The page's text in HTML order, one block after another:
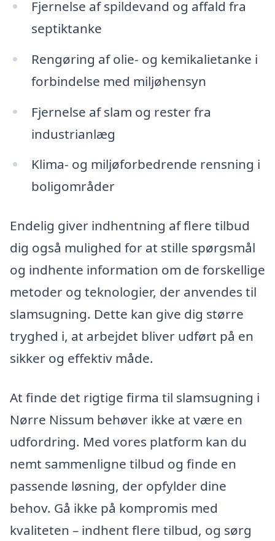
Fjernelse af spildevand og affald fra
septiktanke
Rengøring af olie- og kemikalietanke i
forbindelse med miljøhensyn
Fjernelse af slam og rester fra
industrianlæg
Klima- og miljøforbedrende rensning i
boligområder
Endelig giver indhentning af flere tilbud
dig også mulighed for at stille spørgsmål
og indhente information om de forskellige
metoder og teknologier, der anvendes til
slamsugning. Dette kan give dig større
tryghed i, at arbejdet bliver udført på en
sikker og effektiv måde.
At finde det rigtige firma til slamsugning i
Nørre Nissum behøver ikke at være en
udfordring. Med vores platform kan du
nemt sammenligne tilbud og finde en
passende løsning, der opfylder dine
behov. Gå ikke på kompromis med
kvaliteten – indhent flere tilbud, og sørg